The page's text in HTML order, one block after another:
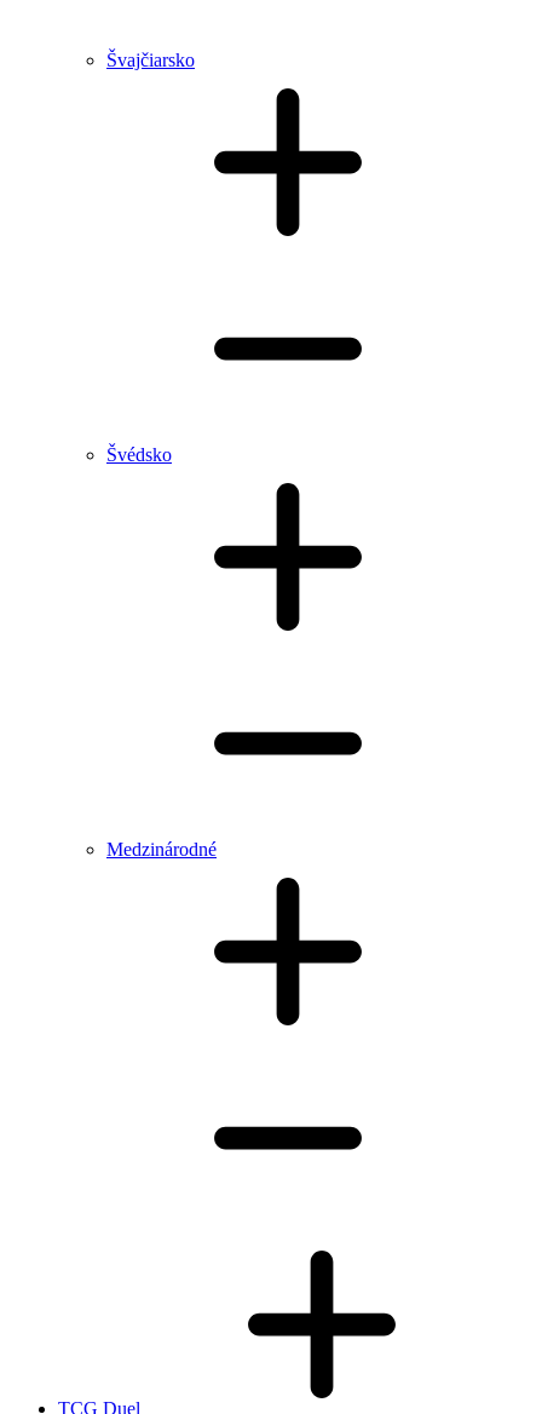
Švajčiarsko
Švédsko
Medzinárodné
TCG Duel